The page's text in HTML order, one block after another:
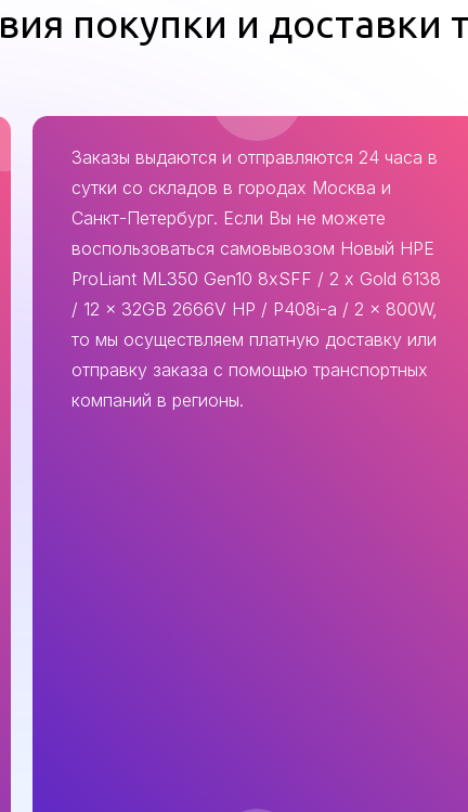
покупки и доставки
Заказы выдаются и отправляются 24 часа в
сутки со складов в городах Москва и
Санкт-Петербург. Если Вы не можете
воспользоваться самовывозом Новый HPE
ProLiant ML350 Gen10 8xSFF / 2 x Gold 6138
/ 12 x 32GB 2666V HP / P408i-a / 2 x 800W,
то мы осуществляем платную доставку или
отправку заказа с помощью транспортных
компаний в регионы.